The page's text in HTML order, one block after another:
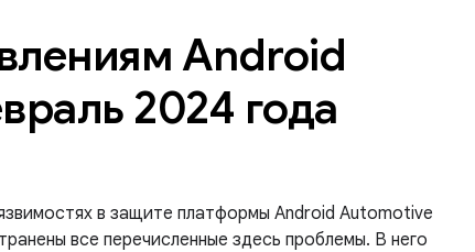
Android
2024 года
в защите платформы Android Automotive
все перечисленные здесь проблемы. В него